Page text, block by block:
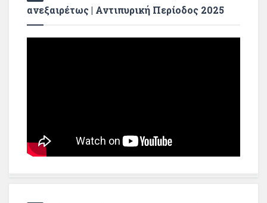
ανεξαιρέτως | Αντιπυρική Περίοδος 2025